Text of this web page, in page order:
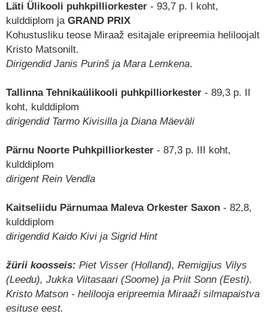
Läti Ülikooli puhkpilliorkester - 93,7 p. I koht,
kulddiplom ja GRAND PRIX
Kohustusliku teose Miraaž esitajale eripreemia heliloojalt
Kristo Matsonilt.
Dirigendid Janis Purinš ja Mara Lemkena.
Tallinna Tehnikaülikooli puhkpilliorkester - 89,3 p. II
koht, kulddiplom
dirigendid Tarmo Kivisilla ja Diana Mäeväli
Pärnu Noorte Puhkpilliorkester - 87,3 p. III koht,
kulddiplom
dirigent Rein Vendla
Kaitseliidu Pärnumaa Maleva Orkester Saxon - 82,8,
kulddiplom
dirigendid Kaido Kivi ja Sigrid Hint
žürii koosseis: Piet Visser (Holland), Remigijus Vilys
(Leedu), Jukka Viitasaari (Soome) ja Priit Sonn (Eesti).
Kristo Matson - helilooja eripreemia Miraaži silmapaistva
esituse eest.